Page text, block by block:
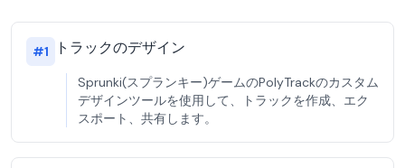
#1 トラックのデザイン
Sprunki(スプランキー)ゲームのPolyTrackのカスタム
デザインツールを使用して、トラックを作成、エク
スポート、共有します。